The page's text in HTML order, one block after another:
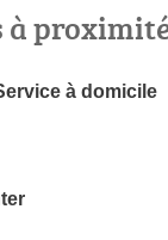
à
à domicile